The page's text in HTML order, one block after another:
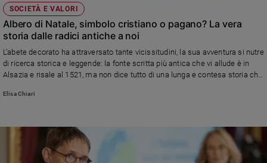
SOCIETÀ E VALORI
Albero di Natale, simbolo cristiano o pagano? La vera
storia dalle radici antiche a noi
L’abete decorato ha attraversato tante vicissitudini, la sua avventura si nutre
di ricerca storica e leggende: la fonte scritta più antica che vi allude è in
Alsazia e risale al 1521, ma non dice tutto di una lunga e contesa storia che
Elisa Chiari